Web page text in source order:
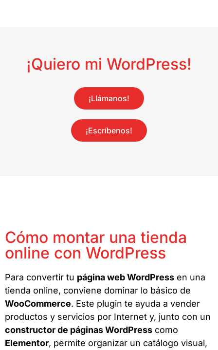
¡Quiero mi WordPress!
¡Llámanos!
¡Escríbenos!
Cómo montar una tienda
online con WordPress
Para convertir tu página web WordPress en una
tienda online, conviene dominar lo básico de
WooCommerce. Este plugin te ayuda a vender
productos y servicios por Internet y, junto con un
constructor de páginas WordPress como
Elementor, permite organizar un catálogo visual,